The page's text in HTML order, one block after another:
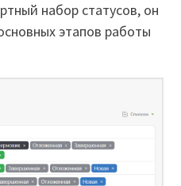
набор статусов, он
этапов работы